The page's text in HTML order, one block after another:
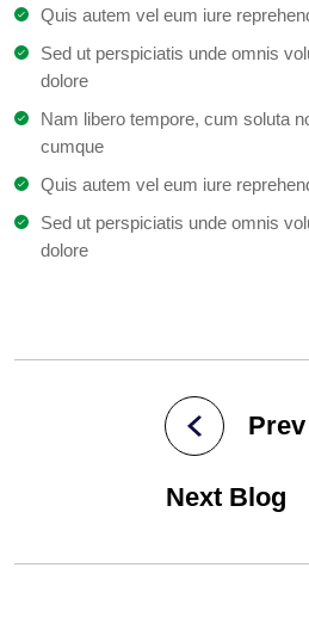
Quis autem vel eum iure
Sed ut perspiciatis unde omnis
dolore
Nam libero tempore, cum soluta
cumque
Quis autem vel eum iure
Sed ut perspiciatis unde omnis
dolore
Next Blog